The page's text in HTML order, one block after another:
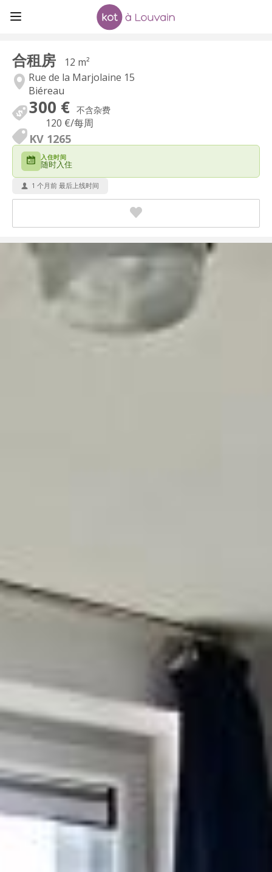
合租房
12 m²
Rue de la Marjolaine 15
Biéreau
300 € 不含杂费
120 €/每周
KV 1265
入住时间
随时入住
1 个月前 最后上线时间